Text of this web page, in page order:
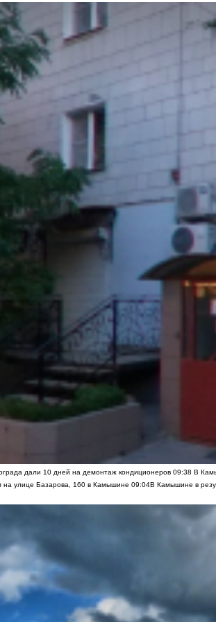
дали 10 дней на демонтаж кондиционеров 09:38 В
на улице Базарова, 160 в Камышине 09:04В Камышине в